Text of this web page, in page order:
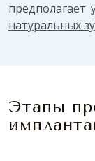
предполагает
натуральных
Этапы